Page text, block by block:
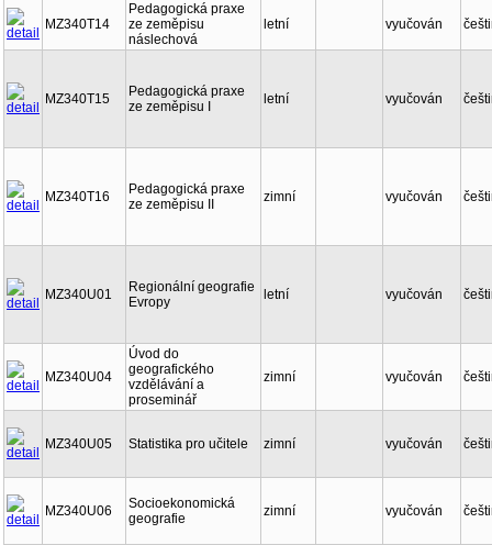
MZ340T14
Pedagogická praxe
ze zeměpisu
náslechová
letní vyučován
MZ340T15
Pedagogická praxe
ze zeměpisu I
letní vyučován
MZ340T16
Pedagogická praxe
ze zeměpisu II
zimní vyučován
MZ340U01
Regionální geografie
Evropy
letní vyučován
MZ340U04
Úvod do
geografického
vzdělávání a
proseminář
zimní vyučován
MZ340U05 Statistika pro učitele zimní vyučován
MZ340U06
Socioekonomická
geografie
zimní vyučován